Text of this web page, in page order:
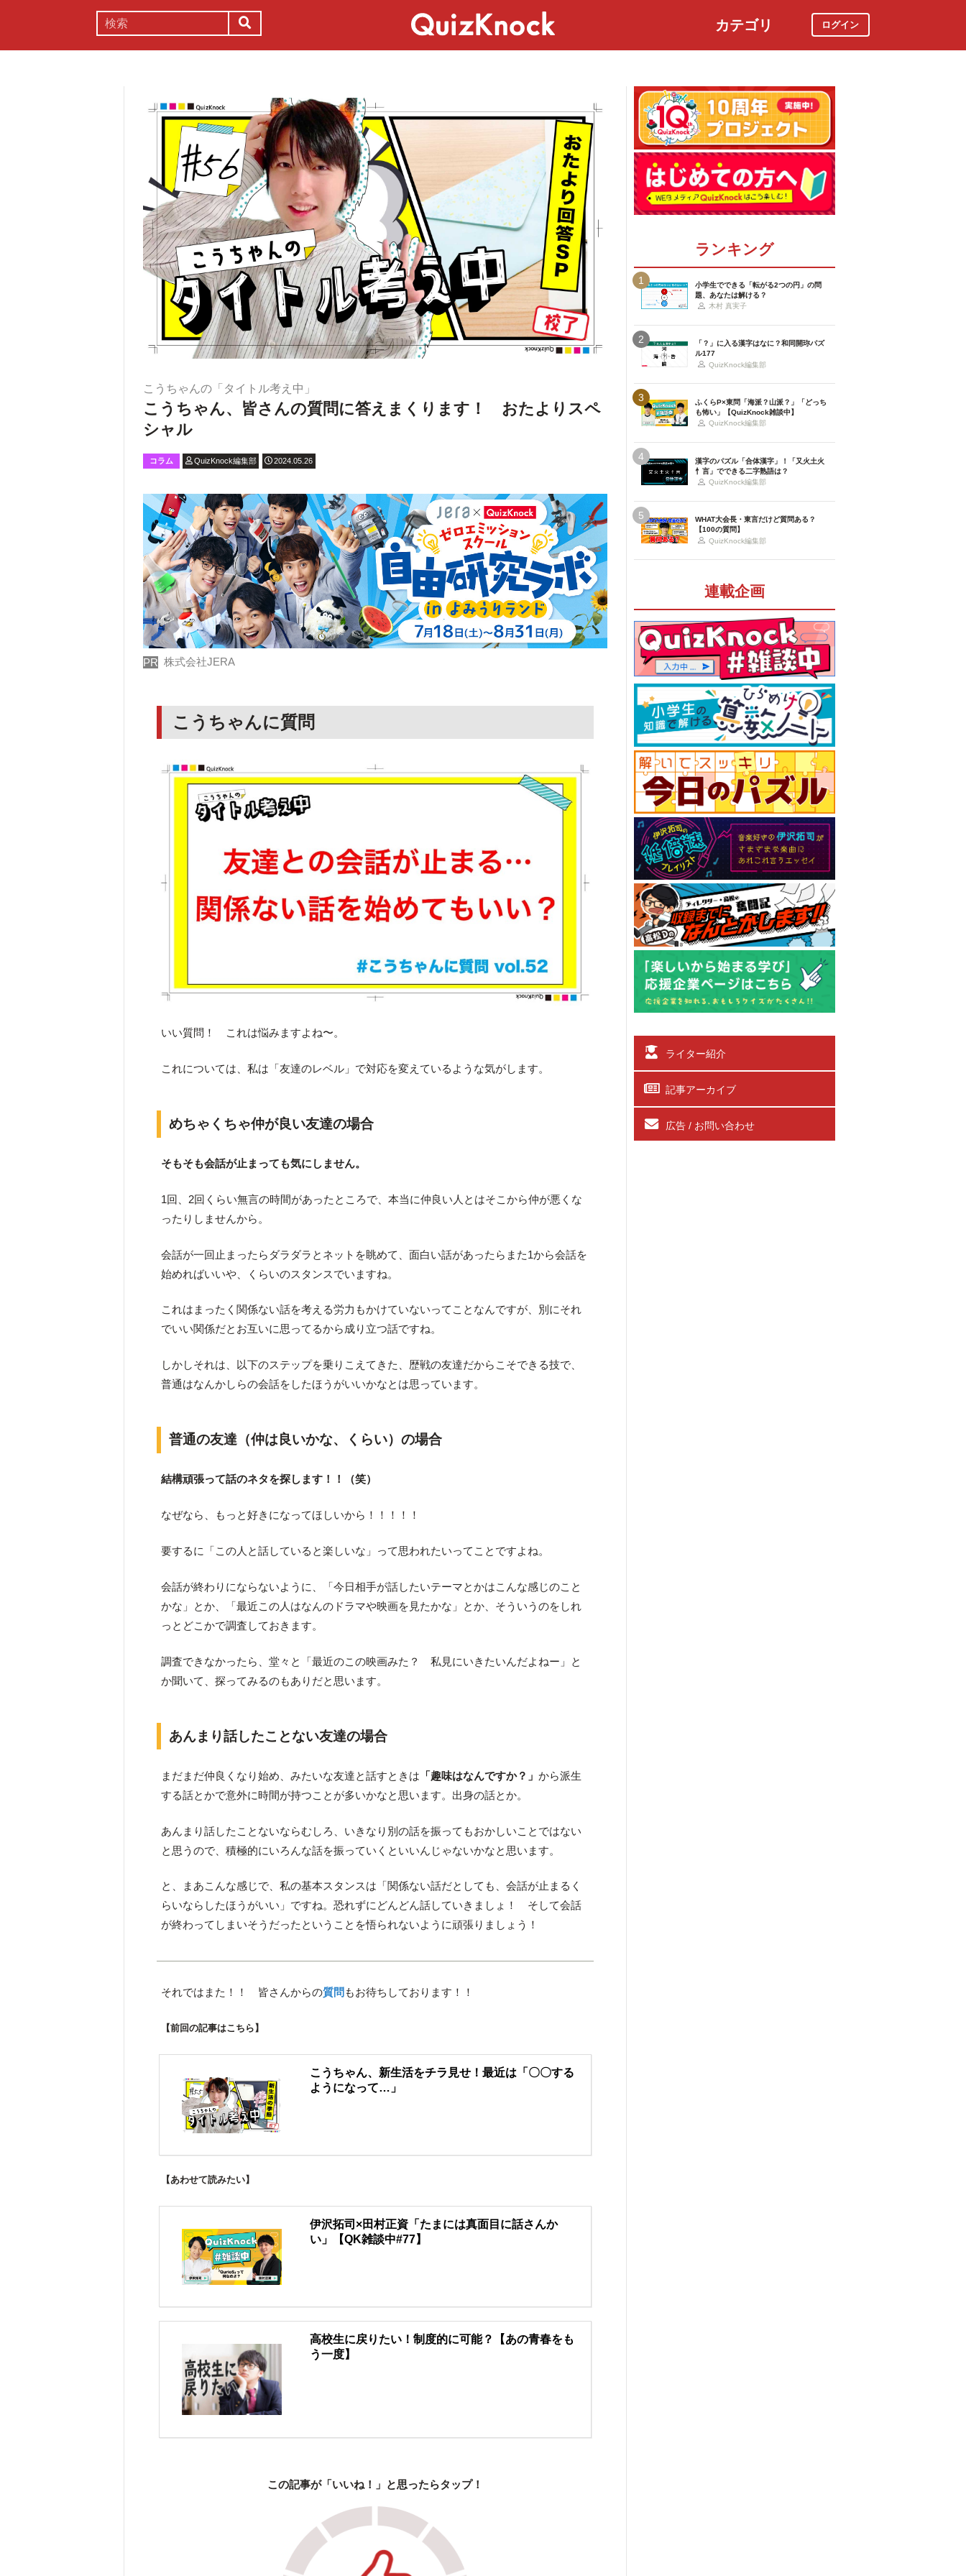
カテゴリ ログイン
こうちゃんの「タイトル考え中」
こうちゃん、皆さんの質問に答えまくります！ おたよりスペ
シャル
コラム QuizKnock編集部 2024.05.26
PR 株式会社JERA
こうちゃんに質問
いい質問！ これは悩みますよね〜。
これについては、私は「友達のレベル」で対応を変えているような気がします。
めちゃくちゃ仲が良い友達の場合
そもそも会話が止まっても気にしません。
1回、2回くらい無言の時間があったところで、本当に仲良い人とはそこから仲が悪くな
ったりしませんから。
会話が一回止まったらダラダラとネットを眺めて、面白い話があったらまた1から会話を
始めればいいや、くらいのスタンスでいますね。
これはまったく関係ない話を考える労力もかけていないってことなんですが、別にそれ
でいい関係だとお互いに思ってるから成り立つ話ですね。
しかしそれは、以下のステップを乗りこえてきた、歴戦の友達だからこそできる技で、
普通はなんかしらの会話をしたほうがいいかなとは思っています。
普通の友達（仲は良いかな、くらい）の場合
結構頑張って話のネタを探します！！（笑）
なぜなら、もっと好きになってほしいから！！！！！
要するに「この人と話していると楽しいな」って思われたいってことですよね。
会話が終わりにならないように、「今日相手が話したいテーマとかはこんな感じのこと
かな」とか、「最近この人はなんのドラマや映画を見たかな」とか、そういうのをしれ
っとどこかで調査しておきます。
調査できなかったら、堂々と「最近のこの映画みた？ 私見にいきたいんだよねー」と
か聞いて、探ってみるのもありだと思います。
あんまり話したことない友達の場合
まだまだ仲良くなり始め、みたいな友達と話すときは 「趣味はなんですか？」から派生
する話とかで意外に時間が持つことが多いかなと思います。出身の話とか。
あんまり話したことないならむしろ、いきなり別の話を振ってもおかしいことではない
と思うので、積極的にいろんな話を振っていくといいんじゃないかなと思います。
と、まあこんな感じで、私の基本スタンスは「関係ない話だとしても、会話が止まるく
らいならしたほうがいい」ですね。恐れずにどんどん話していきましょ！ そして会話
が終わってしまいそうだったということを悟られないように頑張りましょう！
それではまた！！ 皆さんからの質問 もお待ちしております！！
【前回の記事はこちら】
こうちゃん、新生活をチラ見せ！最近は「〇〇する
ようになって…」
【あわせて読みたい】
伊沢拓司×田村正資「たまには真面目に話さんか
い」【QK雑談中#77】
高校生に戻りたい！制度的に可能？【あの青春をも
う一度】
この記事が「いいね！」と思ったらタップ！
ランキング
1
小学生でできる「転がる2つの円」の問
題、あなたは解ける？
木村 真実子
2
「？」に入る漢字はなに？和同開珎パズ
ル177
QuizKnock編集部
3
ふくらP×東問「海派？山派？」「どっち
も怖い」【QuizKnock雑談中】
QuizKnock編集部
4
漢字のパズル「合体漢字」！「又火土火
忄言」でできる二字熟語は？
QuizKnock編集部
5
WHAT大会長・東言だけど質問ある？
【100の質問】
QuizKnock編集部
連載企画
ライター紹介
記事アーカイブ
広告 / お問い合わせ